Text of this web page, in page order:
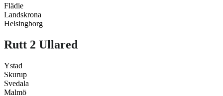
Flädie
Landskrona
Helsingborg
Rutt 2 Ullared
Ystad
Skurup
Svedala
Malmö